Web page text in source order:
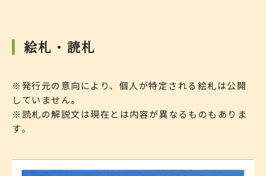
絵札・読札
※発行元の意向により、個人が特定される絵札は公開
していません。
※読札の解説文は現在とは内容が異なるものもありま
す。